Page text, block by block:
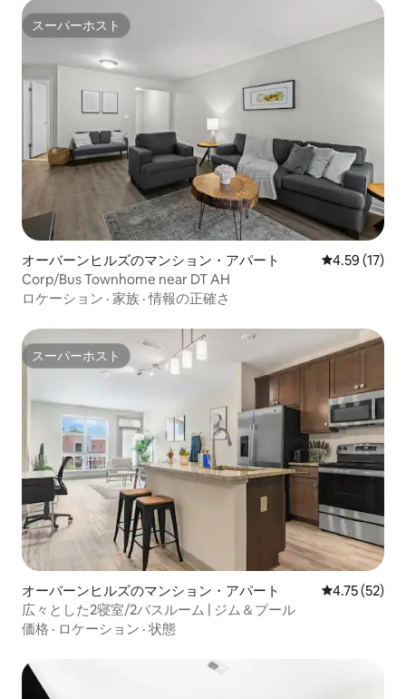
スーパーホスト
スーパーホスト
オーバーンヒルズのマンション・アパート レビュー17
4.59 (17)
Corp/Bus Townhome near DT AH
ロケーション · 家族 ·情報の正確さ
スーパーホスト
スーパーホスト
オーバーンヒルズのマンション・アパート レビュー52
4.75 (52)
広々とした2寝室/2バスルーム | ジム＆プール
価格 · ロケーション · 状態